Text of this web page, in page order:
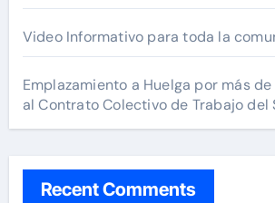
Video Informativo para toda la
Emplazamiento a Huelga por más
al Contrato Colectivo de Trabajo del
Recent Comments